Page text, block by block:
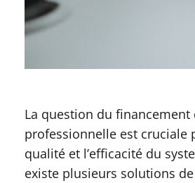
La question du
professionnelle est cruciale
qualité et l’efficacité du
existe plusieurs solutions